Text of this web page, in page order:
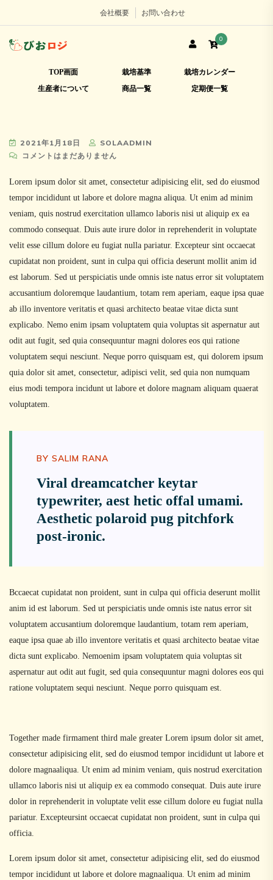
会社概要 お問い合わせ
TOP画面 栽培基準
栽培カレンダー
生産者について
商品一覧 定期便一覧
0
2021年1月18日
SOLAADMIN
コメントはまだありません
Lorem ipsum dolor sit amet, consectetur adipisicing elit, sed do eiusmod
tempor incididunt ut labore et dolore magna aliqua. Ut enim ad minim
veniam, quis nostrud exercitation ullamco laboris nisi ut aliquip ex ea
commodo consequat. Duis aute irure dolor in reprehenderit in voluptate
velit esse cillum dolore eu fugiat nulla pariatur. Excepteur sint occaecat
cupidatat non proident, sunt in culpa qui officia deserunt mollit anim id
est laborum. Sed ut perspiciatis unde omnis iste natus error sit voluptatem
accusantium doloremque laudantium, totam rem aperiam, eaque ipsa quae
ab illo inventore veritatis et quasi architecto beatae vitae dicta sunt
explicabo. Nemo enim ipsam voluptatem quia voluptas sit aspernatur aut
odit aut fugit, sed quia consequuntur magni dolores eos qui ratione
voluptatem sequi nesciunt. Neque porro quisquam est, qui dolorem ipsum
quia dolor sit amet, consectetur, adipisci velit, sed quia non numquam
eius modi tempora incidunt ut labore et dolore magnam aliquam quaerat
voluptatem.
BY SALIM RANA
Viral dreamcatcher keytar
typewriter, aest hetic offal umami.
Aesthetic polaroid pug pitchfork
post-ironic.
Bccaecat cupidatat non proident, sunt in culpa qui officia deserunt mollit
anim id est laborum. Sed ut perspiciatis unde omnis iste natus error sit
voluptatem accusantium doloremque laudantium, totam rem aperiam,
eaque ipsa quae ab illo inventore veritatis et quasi architecto beatae vitae
dicta sunt explicabo. Nemoenim ipsam voluptatem quia voluptas sit
aspernatur aut odit aut fugit, sed quia consequuntur magni dolores eos qui
ratione voluptatem sequi nesciunt. Neque porro quisquam est.
Together made firmament third male greater Lorem ipsum dolor sit amet,
consectetur adipisicing elit, sed do eiusmod tempor incididunt ut labore et
dolore magnaaliqua. Ut enim ad minim veniam, quis nostrud exercitation
ullamco laboris nisi ut aliquip ex ea commodo consequat. Duis aute irure
dolor in reprehenderit in voluptate velit esse cillum dolore eu fugiat nulla
pariatur. Excepteursint occaecat cupidatat non proident, sunt in culpa qui
officia.
Lorem ipsum dolor sit amet, consectetur adipisicing elit, sed do eiusmod
tempor incididunt ut labore et dolore magnaaliqua. Ut enim ad minim